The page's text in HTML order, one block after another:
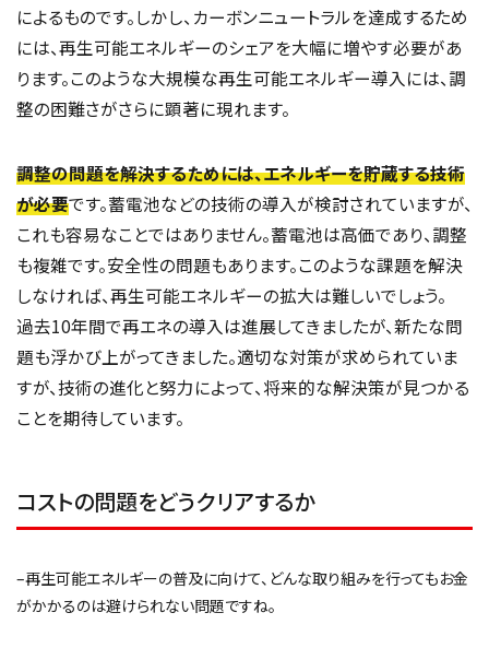
によるものです。しかし、カーボンニュートラルを達成するため
には、再生可能エネルギーのシェアを大幅に増やす必要があ
ります。このような大規模な再生可能エネルギー導入には、調
整の困難さがさらに顕著に現れます。
調整の問題を解決するためには、エネルギーを貯蔵する技術
が必要です。蓄電池などの技術の導入が検討されていますが、
これも容易なことではありません。蓄電池は高価であり、調整
も複雑です。安全性の問題もあります。このような課題を解決
しなければ、再生可能エネルギーの拡大は難しいでしょう。
過去10年間で再エネの導入は進展してきましたが、新たな問
題も浮かび上がってきました。適切な対策が求められていま
すが、技術の進化と努力によって、将来的な解決策が見つかる
ことを期待しています。
コストの問題をどうクリアするか
–再生可能エネルギーの普及に向けて、どんな取り組みを行ってもお金
がかかるのは避けられない問題ですね。